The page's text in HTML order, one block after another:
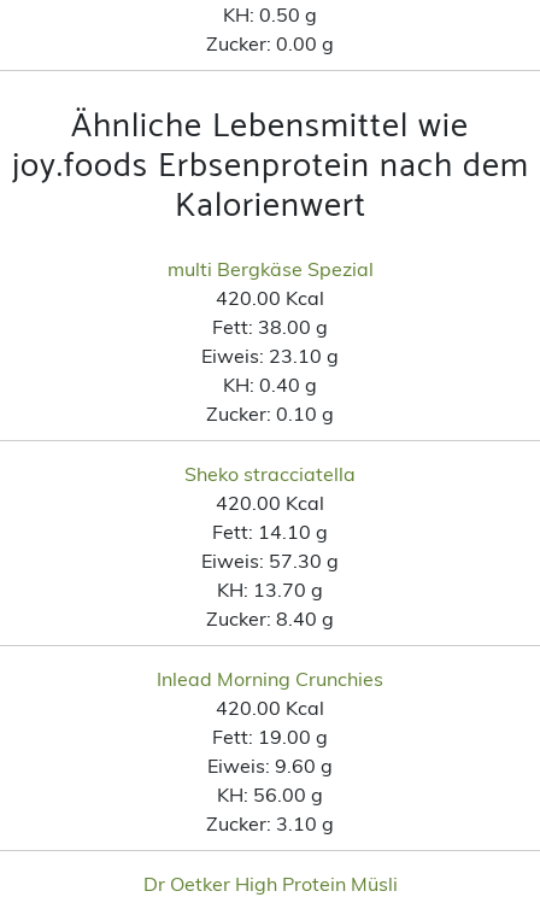
KH: 0.50 g
Zucker: 0.00 g
Ähnliche Lebensmittel wie
joy.foods Erbsenprotein nach dem
Kalorienwert
multi Bergkäse Spezial
420.00 Kcal
Fett: 38.00 g
Eiweis: 23.10 g
KH: 0.40 g
Zucker: 0.10 g
Sheko stracciatella
420.00 Kcal
Fett: 14.10 g
Eiweis: 57.30 g
KH: 13.70 g
Zucker: 8.40 g
Inlead Morning Crunchies
420.00 Kcal
Fett: 19.00 g
Eiweis: 9.60 g
KH: 56.00 g
Zucker: 3.10 g
Dr Oetker High Protein Müsli